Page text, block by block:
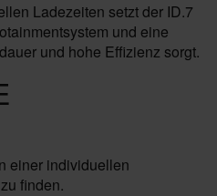
Ladezeiten setzt der ID.7
und eine
und hohe Effizienz sorgt.
einer individuellen
finden.